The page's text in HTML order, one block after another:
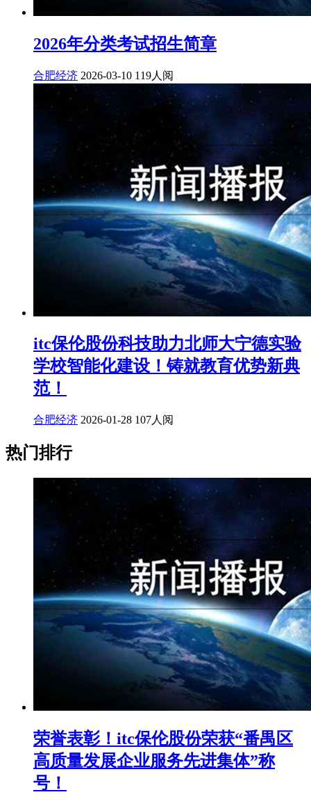
2026年分类考试招生简章
合肥经济 2026-03-10 119人阅
itc保伦股份科技助力北师大宁德实验
学校智能化建设！铸就教育优势新典
范！
合肥经济 2026-01-28 107人阅
热门排行
荣誉表彰！itc保伦股份荣获“番禺区
高质量发展企业服务先进集体”称
号！